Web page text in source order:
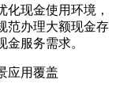
现金使用环境，
范办理大额现金存
服务需求。
应用覆盖